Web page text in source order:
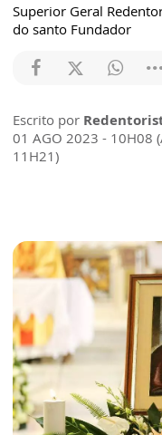
Superior Geral
do santo Fundador
Escrito por
01 AGO 2023 - 10H08
11H21)